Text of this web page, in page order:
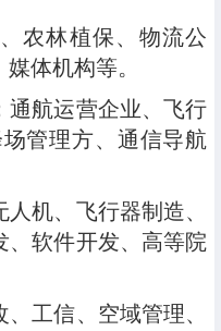
农林植保、物流公
体机构等。
通航运营企业、飞行
管理方、通信导航
机、飞行器制造、
、软件开发、高等院
工信、空域管理、